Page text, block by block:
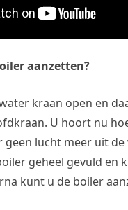
aanzetten?
kraan open en
U hoort nu
geen lucht meer uit
geheel gevuld en
kunt u de boiler